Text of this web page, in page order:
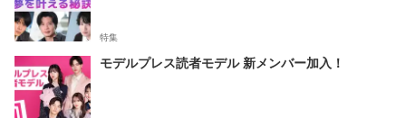
特集
モデルプレス読者モデル 新メンバー加入！